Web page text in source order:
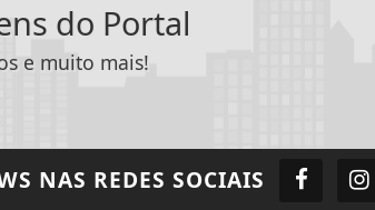
do Portal
e muito mais!
NAS REDES SOCIAIS